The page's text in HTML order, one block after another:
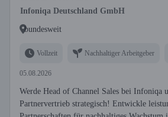
Infoniqa Deutschland GmbH
bundesweit
Vollzeit Nachhaltiger Arbeitgeber
05.08.2026
Werde Head of Channel Sales bei Infoniqa
Partnervertrieb strategisch! Entwickle